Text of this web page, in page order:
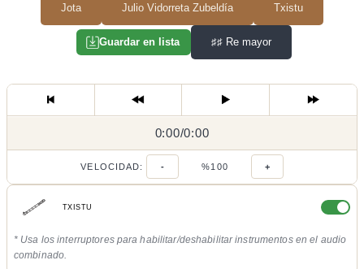
Jota Julio Vidorreta Zubeldía Txistu
Guardar en lista ♯♯ Re mayor
0:00/
0:00/0:00
VELOCIDAD: - %100 +
TXISTU
* Usa los interruptores para habilitar/deshabilitar instrumentos en el audio
combinado.